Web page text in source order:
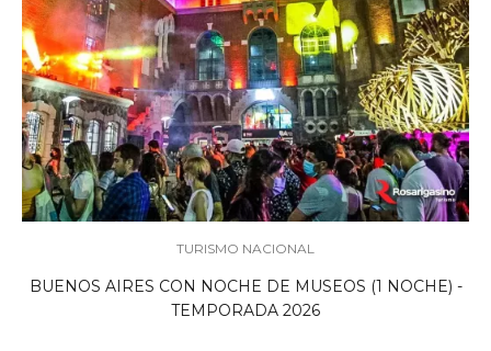
TURISMO NACIONAL
BUENOS AIRES CON NOCHE DE MUSEOS (1 NOCHE) -
TEMPORADA 2026